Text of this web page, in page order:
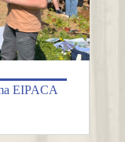
EIPACA